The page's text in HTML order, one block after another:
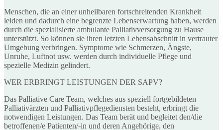
Menschen, die an einer unheilbaren fortschreitenden Krankheit
leiden und dadurch eine begrenzte Lebenserwartung haben, werden
durch die spezialisierte ambulante Palliativversorgung zu Hause
unterstützt. So können sie ihren letzten Lebensabschnitt in vertrauter
Umgebung verbringen. Symptome wie Schmerzen, Ängste,
Unruhe, Luftnot usw. werden durch individuelle Pflege und
spezielle Medizin gelindert.
WER ERBRINGT LEISTUNGEN DER SAPV?
Das Palliative Care Team, welches aus speziell fortgebildeten
Palliativärzten und Palliativpflegediensten besteht, erbringt die
notwendigen Leistungen. Das Team berät und begleitet den/die
betroffenen/e Patienten/-in und deren Angehörige, den